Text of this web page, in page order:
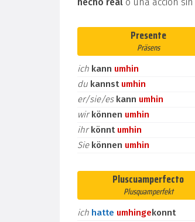
Presente
Präsens
ich kann umhin
du kannst umhin
er/sie/es kann umhin
wirkönnen umhin
ihrkönnt umhin
Sie können umhin
Pluscuamperfecto
Plusquamperfekt
ich hatte umhingekonnt